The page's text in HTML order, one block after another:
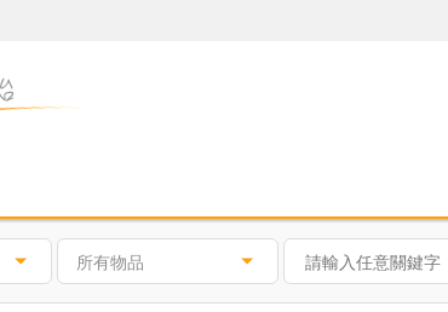
所有物品